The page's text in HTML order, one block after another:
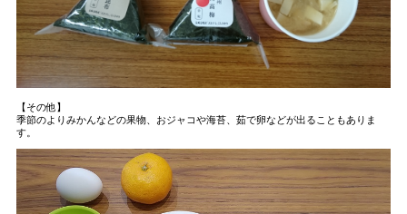
【その他】
季節のよりみかんなどの果物、おジャコや海苔、茹で卵などが出ることもありま
す。